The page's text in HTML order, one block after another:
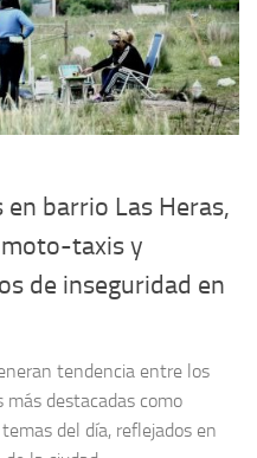
barrio Las Heras,
taxis y
de inseguridad en
tendencia entre los
destacadas como
del día, reflejados en